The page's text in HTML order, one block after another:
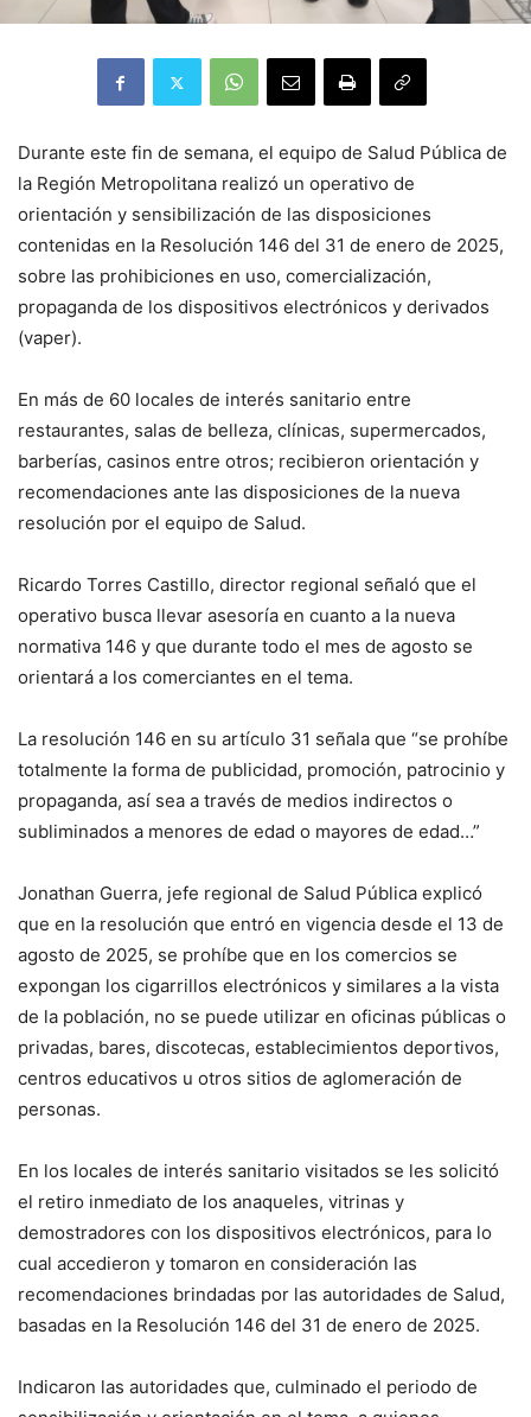
Durante este fin de semana, el equipo de Salud Pública de
la Región Metropolitana realizó un operativo de
orientación y sensibilización de las disposiciones
contenidas en la Resolución 146 del 31 de enero de 2025,
sobre las prohibiciones en uso, comercialización,
propaganda de los dispositivos electrónicos y derivados
(vaper).
En más de 60 locales de interés sanitario entre
restaurantes, salas de belleza, clínicas, supermercados,
barberías, casinos entre otros; recibieron orientación y
recomendaciones ante las disposiciones de la nueva
resolución por el equipo de Salud.
Ricardo Torres Castillo, director regional señaló que el
operativo busca llevar asesoría en cuanto a la nueva
normativa 146 y que durante todo el mes de agosto se
orientará a los comerciantes en el tema.
La resolución 146 en su artículo 31 señala que “se prohíbe
totalmente la forma de publicidad, promoción, patrocinio y
propaganda, así sea a través de medios indirectos o
subliminados a menores de edad o mayores de edad…”
Jonathan Guerra, jefe regional de Salud Pública explicó
que en la resolución que entró en vigencia desde el 13 de
agosto de 2025, se prohíbe que en los comercios se
expongan los cigarrillos electrónicos y similares a la vista
de la población, no se puede utilizar en oficinas públicas o
privadas, bares, discotecas, establecimientos deportivos,
centros educativos u otros sitios de aglomeración de
personas.
En los locales de interés sanitario visitados se les solicitó
el retiro inmediato de los anaqueles, vitrinas y
demostradores con los dispositivos electrónicos, para lo
cual accedieron y tomaron en consideración las
recomendaciones brindadas por las autoridades de Salud,
basadas en la Resolución 146 del 31 de enero de 2025.
Indicaron las autoridades que, culminado el periodo de